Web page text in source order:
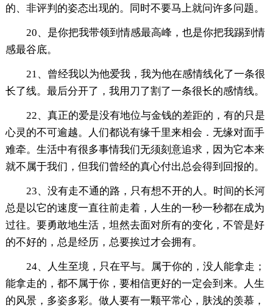
的、非评判的姿态出现的。同时不要马上就问许多问题。
20、是你把我带领到情感最高峰，也是你把我踢到情
感最谷底。
21、曾经我以为他爱我，我为他在感情线化了一条很
长了线。最后分开了，我用刀了割了一条很长的感情线。
22、真正的爱是没有地位与金钱的差距的，有的只是
心灵的不可逾越。人们都说有缘千里来相会．无缘对面手
难牵。生活中有很多事情我们无须刻意追求，因为它本来
就不属于我们，但我们曾经的真心付出总会得到回报的。
23、没有走不通的路，只有想不开的人。时间的长河
总是以它的速度一直往前走着，人生的一秒一秒都在成为
过往。要勇敢地生活，坦然去面对所有的变化，不管是好
的不好的，总是经历，总要挨过才会拥有。
24、人生至境，只在平与。属于你的，没人能拿走；
能拿走的，都不属于你，要相信更好的一定会到来。人生
的风景，多姿多彩。做人要有一颗平常心，肤浅的羡慕，